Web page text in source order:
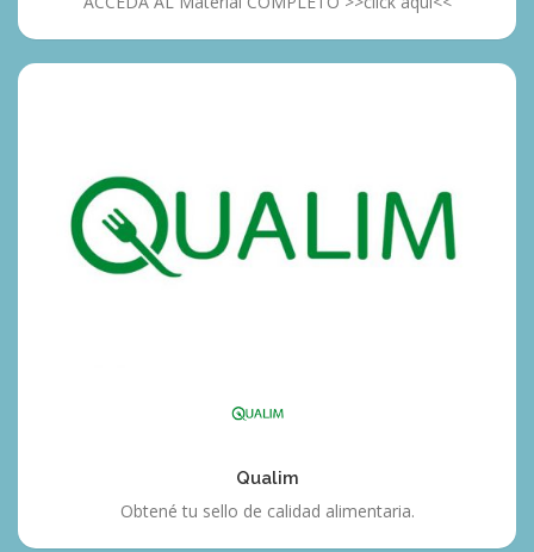
Qualim
Obtené tu sello de calidad alimentaria.